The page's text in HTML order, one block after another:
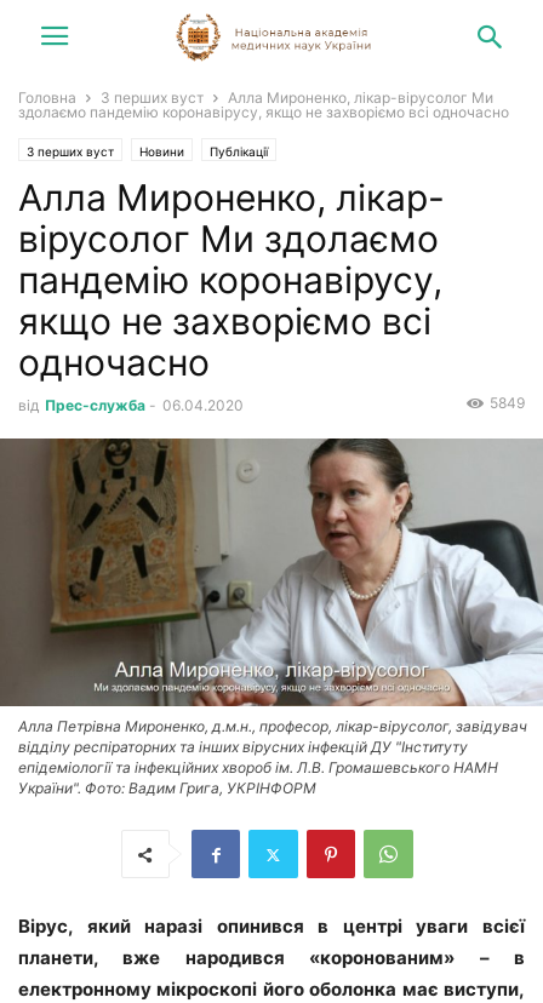
Головна З перших вуст
Алла Мироненко, лікар-вірусолог Ми
здолаємо пандемію коронавірусу, якщо не захворіємо всі одночасно
З перших вуст Новини Публікації
Алла Мироненко, лікар-
вірусолог Ми здолаємо
пандемію коронавірусу,
якщо не захворіємо всі
одночасно
від Прес-служба - 06.04.2020 5849
Алла Петрівна Мироненко, д.м.н., професор, лікар-вірусолог, завідувач
відділу респіраторних та інших вірусних інфекцій ДУ "Інституту
епідеміології та інфекційних хвороб ім. Л.В. Громашевського НАМН
України". Фото: Вадим Грига, УКРІНФОРМ
Вірус, який наразі опинився в центрі уваги всієї
планети, вже народився «коронованим» – в
електронному мікроскопі його оболонка має виступи,